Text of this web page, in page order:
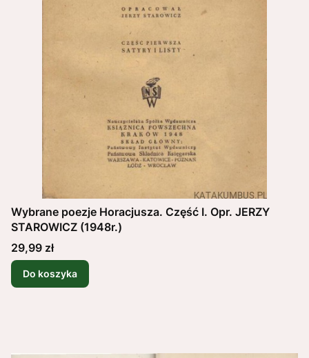
Wybrane poezje Horacjusza. Część I. Opr. JERZY
STAROWICZ (1948r.)
Cena
29,99 zł
Do koszyka